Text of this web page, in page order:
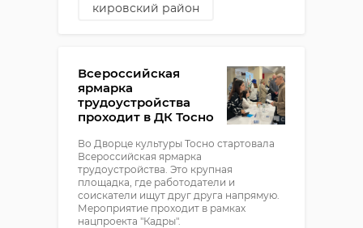
кировский район
Всероссийская
ярмарка
трудоустройства
проходит в ДК Тосно
Во Дворце культуры Тосно стартовала
Всероссийская ярмарка
трудоустройства. Это крупная
площадка, где работодатели и
соискатели ищут друг друга напрямую.
Мероприятие проходит в рамках
нацпроекта "Кадры".